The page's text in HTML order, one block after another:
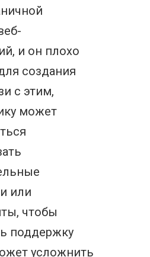
и он плохо
создания
с этим,
может
или
чтобы
поддержку
усложнить